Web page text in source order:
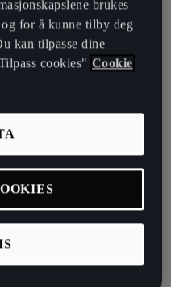
kupeer og stresset som
om pendlingen din kunne
faktisk ser frem til? Med
ser frem til, med friheten til å
i verdensklasse
med favorittmusikken din,
energi – hver eneste dag.
enklere
brukes
for å kunne tilby deg
kan tilpasse dine
cookies" Cookie